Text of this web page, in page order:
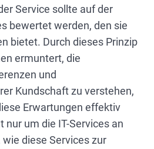
Service sollte auf der
bewertet werden, den sie
bietet. Durch dieses Prinzip
ermuntert, die
und
Kundschaft zu verstehen,
Erwartungen effektiv
nur um die IT-Services an
diese Services zur